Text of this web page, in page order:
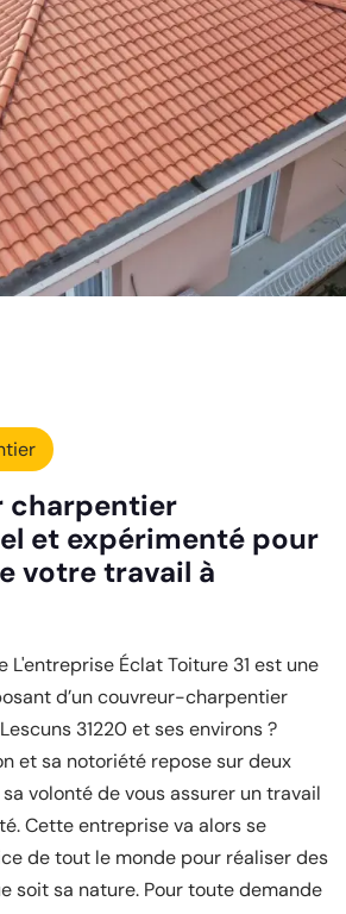
charpentier
et expérimenté pour
votre travail à
L'entreprise Éclat Toiture 31 est une
d’un couvreur-charpentier
31220 et ses environs ?
et sa notoriété repose sur deux
volonté de vous assurer un travail
Cette entreprise va alors se
de tout le monde pour réaliser des
soit sa nature. Pour toute demande